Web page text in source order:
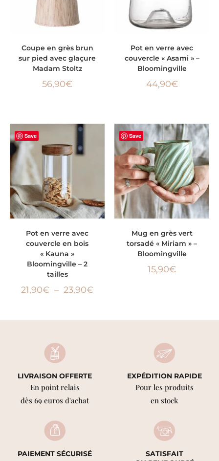
Coupe en grès brun
sur pied avec glaçure
Madam Stoltz
56,90€
Pot en verre avec
couvercle « Asami » –
Bloomingville
44,90€
Save
Pot en verre avec
couvercle en bois
« Kauna »
Bloomingville – 2
tailles
21,90€ – 23,90€
Save
Mug en grès vert
torsadé « Miriam » –
Bloomingville
15,90€
LIVRAISON OFFERTE
En point relais
dès 69 euros d'achat
EXPÉDITION RAPIDE
Pour les produits
en stock
PAIEMENT SÉCURISÉ
SATISFAIT